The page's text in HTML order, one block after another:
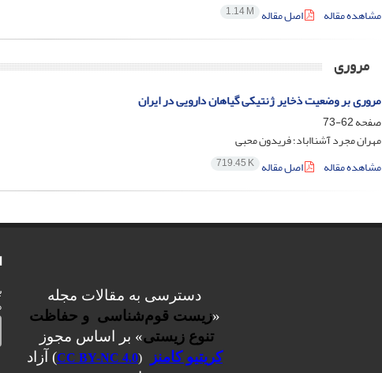
مشاهده مقاله
اصل مقاله 1.14 M
مروری
مروری بر وضعیت ذخایر ژنتیکی گیاهان دارویی در ایران
صفحه62-73
مهران مجرد آشنااباد؛ فریدون محبی
مشاهده مقاله
اصل مقاله 719.45 K
دسترسی به مقالات مجله
«زیست قوم‌شناسی و حفاظت
تنوع زیستی» بر اساس مجوز
کریتیو کامنز
(
CC BY-NC 4.0) آزاد